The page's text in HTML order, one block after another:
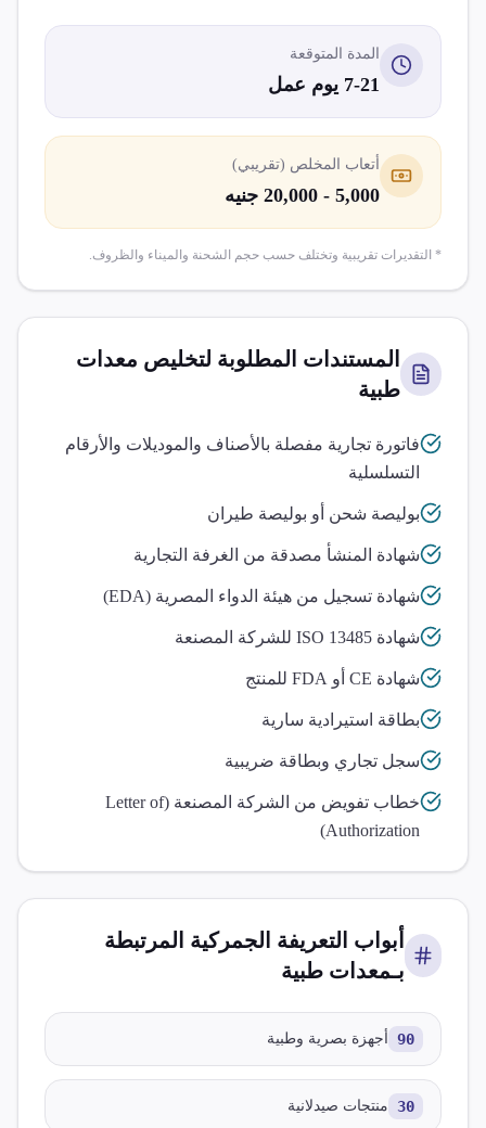
المدة المتوقعة
7-21 يوم عمل
أتعاب المخلص (تقريبي)
5,000 - 20,000 جنيه
* التقديرات تقريبية وتختلف حسب حجم الشحنة والميناء والظروف.
المستندات المطلوبة لتخليص معدات
طبية
فاتورة تجارية مفصلة بالأصناف والموديلات والأرقام
التسلسلية
بوليصة شحن أو بوليصة طيران
شهادة المنشأ مصدقة من الغرفة التجارية
شهادة تسجيل من هيئة الدواء المصرية (EDA)
شهادة ISO 13485 للشركة المصنعة
شهادة CE أو FDA للمنتج
بطاقة استيرادية سارية
سجل تجاري وبطاقة ضريبية
خطاب تفويض من الشركة المصنعة (Letter of
Authorization)
أبواب التعريفة الجمركية المرتبطة
بـمعدات طبية
90 أجهزة بصرية وطبية
30 منتجات صيدلانية